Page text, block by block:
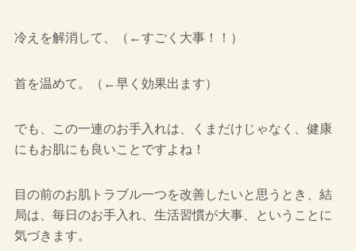
冷えを解消して、（←すごく大事！！）
首を温めて。（←早く効果出ます）
でも、この一連のお手入れは、くまだけじゃなく、健康
にもお肌にも良いことですよね！
目の前のお肌トラブル一つを改善したいと思うとき、結
局は、毎日のお手入れ、生活習慣が大事、ということに
気づきます。